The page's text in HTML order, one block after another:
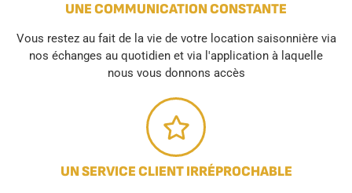
UNE COMMUNICATION CONSTANTE
Vous restez au fait de la vie de votre location saisonnière via
nos échanges au quotidien et via l'application à laquelle
nous vous donnons accès
UN SERVICE CLIENT IRRÉPROCHABLE